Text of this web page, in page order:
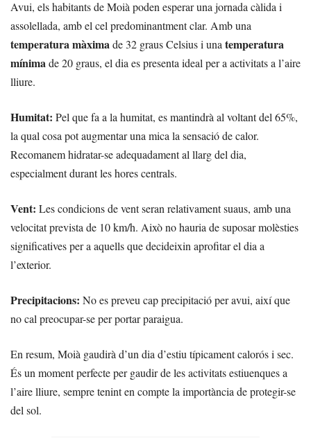
Avui, els habitants de Moià poden esperar una jornada càlida i
assolellada, amb el cel predominantment clar. Amb una
temperatura màximade 32 graus Celsius i unatemperatura
mínimade 20 graus, el dia es presenta ideal per a activitats a l’aire
lliure.
Humitat: Pel que fa a la humitat, es mantindrà al voltant del 65%,
la qual cosa pot augmentar una mica la sensació de calor.
Recomanem hidratar-se adequadament al llarg del dia,
especialment durant les hores centrals.
Vent: Les condicions de vent seran relativament suaus, amb una
velocitat prevista de 10 km/h. Això no hauria de suposar molèsties
significatives per a aquells que decideixin aprofitar el dia a
l’exterior.
Precipitacions: No es preveu cap precipitació per avui, així que
no cal preocupar-se per portar paraigua.
En resum, Moià gaudirà d’un dia d’estiu típicament calorós i sec.
És un moment perfecte per gaudir de les activitats estiuenques a
l’aire lliure, sempre tenint en compte la importància de protegir-se
del sol.